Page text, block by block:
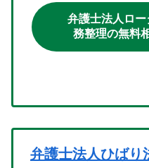
弁護士法人ロ
務整理の無料
弁護士法人ひばり